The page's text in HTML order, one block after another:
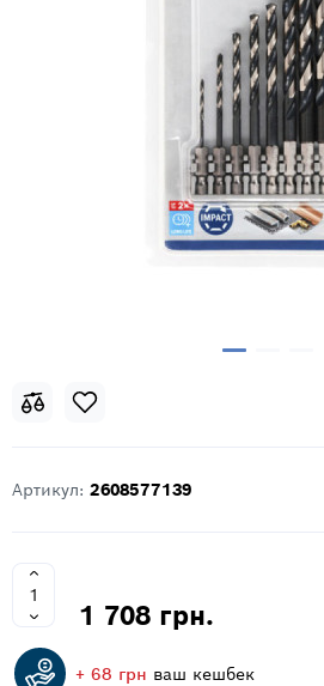
Артикул: 2608577139
1 708 грн.
+ 68 грн ваш кешбек